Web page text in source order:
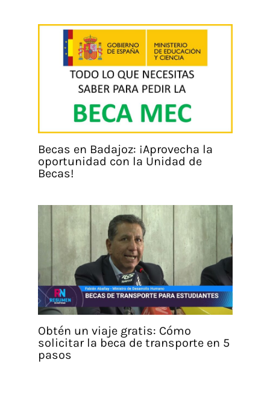
Becas en Badajoz: ¡Aprovecha la
oportunidad con la Unidad de
Becas!
Obtén un viaje gratis: Cómo
solicitar la beca de transporte en 5
pasos